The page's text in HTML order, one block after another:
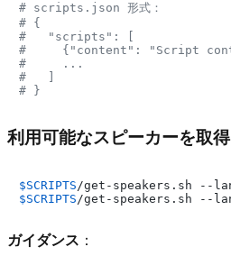
# scripts.json 形式：
# {
#   "scripts": [
#     {"content": "Script
#     ...
#   ]
# }
利用可能なスピーカーを取得
$SCRIPTS
$SCRIPTS
ガイダンス ：